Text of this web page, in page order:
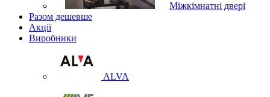
Міжкімнатні двері
Разом дешевше
Акції
Виробники
ALVA